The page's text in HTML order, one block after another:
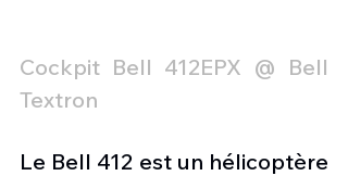
Cockpit Bell 412EPX @ Bell
Textron
Le Bell 412 est un hélicoptère